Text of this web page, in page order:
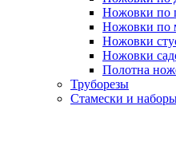
Ножовки по
Ножовки по
Ножовки
Ножовки
Полотна
Труборезы
Стамески и